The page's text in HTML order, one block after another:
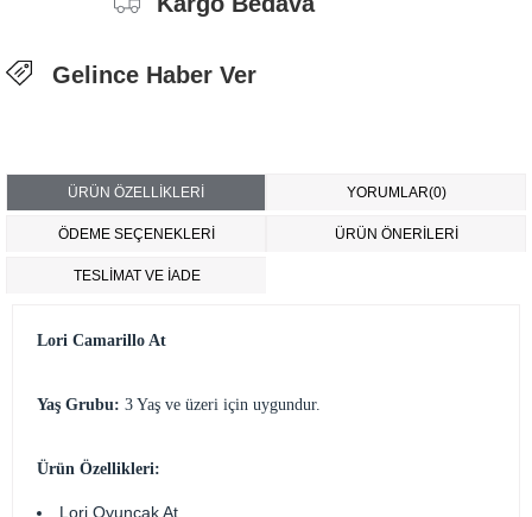
Gelince Haber Ver
ÜRÜN ÖZELLIKLERI YORUMLAR(0)
ÖDEME SEÇENEKLERI ÜRÜN ÖNERILERI
TESLİMAT VE İADE
Lori Camarillo At
Yaş Grubu: 3 Yaş ve üzeri için uygundur.
Ürün Özellikleri:
Lori Oyuncak At